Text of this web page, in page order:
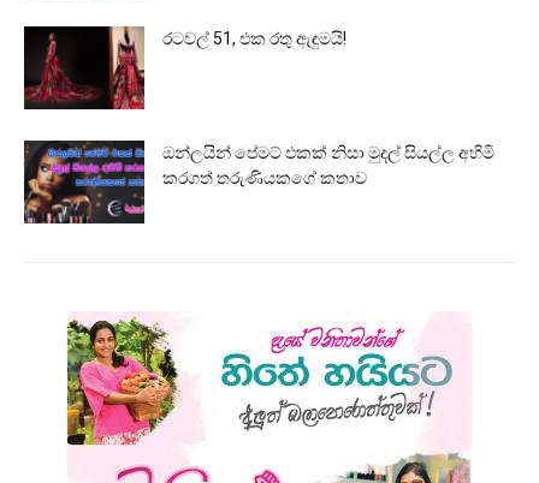
රටවල් 51, එක රතු ඇඳුමයි!
ඔන්ලයින් පේමට් එකක් නිසා මුදල් සියල්ල අහිමි
කරගත් තරුණියකගේ කතාව